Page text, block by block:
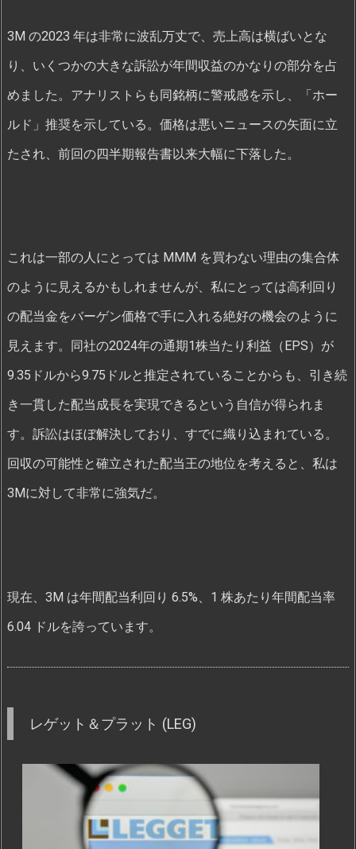
3M の2023 年は非常に波乱万丈で、売上高は横ばいとな
り、いくつかの大きな訴訟が年間収益のかなりの部分を占
めました。アナリストらも同銘柄に警戒感を示し、「ホー
ルド」推奨を示している。価格は悪いニュースの矢面に立
たされ、前回の四半期報告書以来大幅に下落した。
これは一部の人にとっては MMM を買わない理由の集合体
のように見えるかもしれませんが、私にとっては高利回り
の配当金をバーゲン価格で手に入れる絶好の機会のように
見えます。同社の2024年の通期1株当たり利益（EPS）が
9.35ドルから9.75ドルと推定されていることからも、引き続
き一貫した配当成長を実現できるという自信が得られま
す。訴訟はほぼ解決しており、すでに織り込まれている。
回収の可能性と確立された配当王の地位を考えると、私は
3Mに対して非常に強気だ。
現在、3M は年間配当利回り 6.5%、1 株あたり年間配当率
6.04 ドルを誇っています。
レゲット＆プラット (LEG)